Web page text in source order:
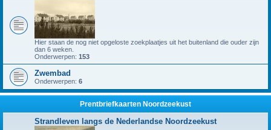
Hier staan de nog niet opgeloste zoekplaatjes uit het buitenland die ouder zijn
dan 6 weken.
Onderwerpen: 153
Zwembad
Onderwerpen: 6
Prentbriefkaarten Noordzeekust
Strandleven langs de Nederlandse Noordzeekust